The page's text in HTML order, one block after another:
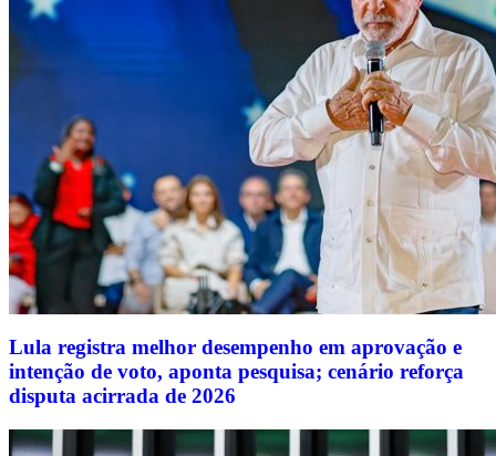
Lula registra melhor desempenho em aprovação e
intenção de voto, aponta pesquisa; cenário reforça
disputa acirrada de 2026